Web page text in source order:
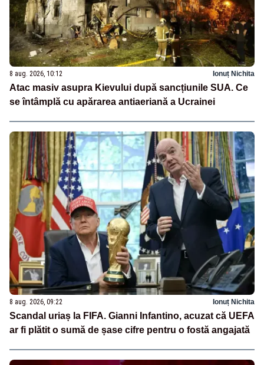
8 aug. 2026, 10:12 Ionuț Nichita
Atac masiv asupra Kievului după sancțiunile SUA. Ce
se întâmplă cu apărarea antiaeriană a Ucrainei
8 aug. 2026, 09:22 Ionuț Nichita
Scandal uriaș la FIFA. Gianni Infantino, acuzat că UEFA
ar fi plătit o sumă de șase cifre pentru o fostă angajată